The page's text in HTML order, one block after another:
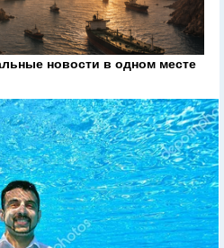
новости в одном месте